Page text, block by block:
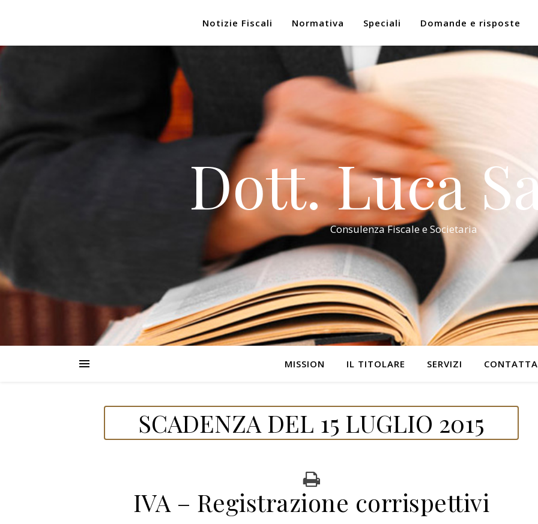
Notizie Fiscali Normativa Speciali Domande e risposte
Dott. Luca
Consulenza Fiscale e Societaria
MISSION IL TITOLARE SERVIZI
SCADENZA DEL 15 LUGLIO 2015
IVA – Registrazione corrispettivi